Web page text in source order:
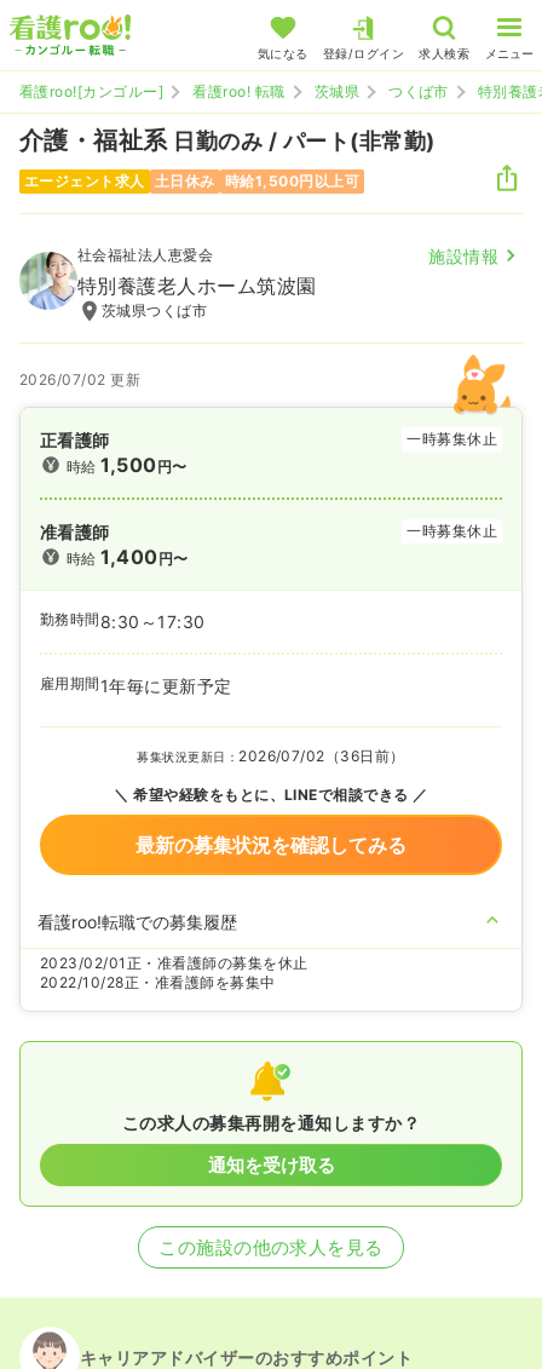
気になる 登録/ログイン 求人検索 メニュー
看護roo![カンゴルー] 看護roo! 転職 茨城県 つくば市 特別養
介護・福祉系 日勤のみ / パート(非常勤)
エージェント求人 土日休み 時給1,500円以上可
社会福祉法人恵愛会 施設情報
特別養護老人ホーム筑波園
茨城県つくば市
2026/07/02 更新
正看護師
一時募集休止
時給1,500円〜
准看護師
一時募集休止
時給1,400円〜
勤務時間 8:30～17:30
雇用期間 1年毎に更新予定
募集状況更新日： 2026/07/02（36日前）
希望や経験をもとに、LINEで相談できる
最新の募集状況を確認してみる
看護roo!転職での募集履歴
2023/02/01 正・准看護師の募集を休止
2022/10/28正・准看護師を募集中
この求人の募集再開を通知しますか？
通知を受け取る
この施設の他の求人を見る
キャリアアドバイザーのおすすめポイント